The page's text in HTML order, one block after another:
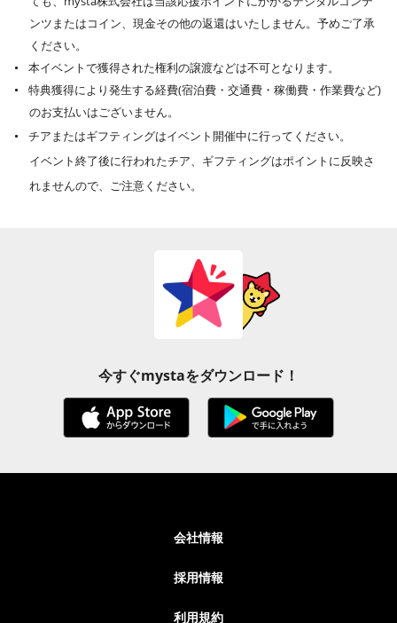
ンツまたはコイン、現金その他の返還はいたしません。予めご了承
ください。
本イベントで獲得された権利の譲渡などは不可となります。
特典獲得により発生する経費(宿泊費・交通費・稼働費・作業費など)
のお支払いはございません。
チアまたはギフティングはイベント開催中に行ってください。
イベント終了後に行われたチア、ギフティングはポイントに反映さ
れませんので、ご注意ください。
今すぐmystaをダウンロード！
会社情報
採用情報
利用規約